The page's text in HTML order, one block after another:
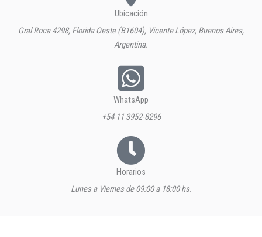
Ubicación
Gral Roca 4298, Florida Oeste (B1604), Vicente López, Buenos Aires,
Argentina.
WhatsApp
+54 11 3952-8296
Horarios
Lunes a Viernes de 09:00 a 18:00 hs.